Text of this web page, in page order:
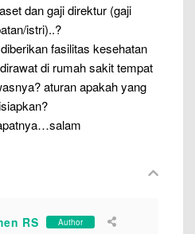
dan gaji direktur (gaji
istri)..?
fasilitas kesehatan
di rumah sakit tempat
aturan apakah yang
RS Author